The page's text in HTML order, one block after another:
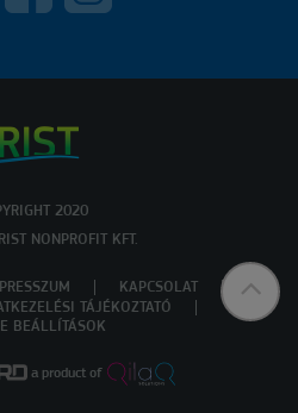
2020
NONPROFIT KFT.
KAPCSOLAT
TÁJÉKOZTATÓ
BEÁLLÍTÁSOK
a product of